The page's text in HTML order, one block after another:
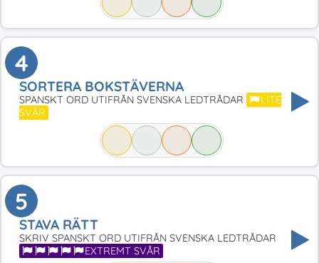
4
SORTERA BOKSTÄVERNA
SPANSKT ORD UTIFRÅN SVENSKA LEDTRÅDAR
LITE
SVÅR
5
STAVA RÄTT
SKRIV SPANSKT ORD UTIFRÅN SVENSKA LEDTRÅDAR
EXTREMT SVÅR